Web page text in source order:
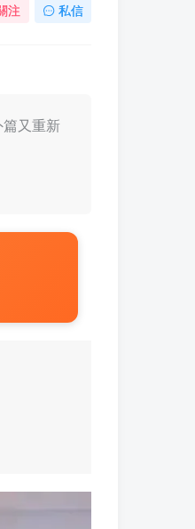
注 私信
又重新